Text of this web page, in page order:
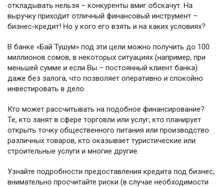
откладывать нельзя – конкуренты вмиг обскачут. На
выручку приходит отличный финансовый инструмент –
бизнес-кредит! Но у кого его взять и на каких условиях?
В банке «Бай Тушум» под эти цели можно получить до 100
миллионов сомов, в некоторых ситуациях (например, при
меньшей сумме и если Вы – постоянный клиент банка)
даже без залога, что позволяет оперативно и спокойно
инвестировать в дело.
Кто может рассчитывать на подобное финансирование?
Те, кто занят в сфере торговли или услуг, кто планирует
открыть точку общественного питания или производство
различных товаров, кто оказывает туристические или
строительные услуги и многие другие.
Узнайте подробности предоставления кредита под бизнес,
внимательно просчитайте риски (в случае необходимости